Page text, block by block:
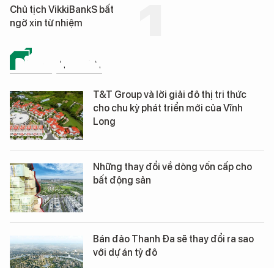
Chủ tịch VikkiBankS bất
ngờ xin từ nhiệm
BẤT ĐỘNG SẢN
T&T Group và lời giải đô thị tri thức
cho chu kỳ phát triển mới của Vĩnh
Long
Những thay đổi về dòng vốn cấp cho
bất động sản
Bán đảo Thanh Đa sẽ thay đổi ra sao
với dự án tỷ đô